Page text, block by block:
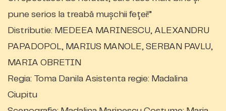
pune serios la treabă mușchii feței!”
Distributie: MEDEEA MARINESCU, ALEXANDRU
PAPADOPOL, MARIUS MANOLE, SERBAN PAVLU,
MARIA OBRETIN
Regia: Toma Danila Asistenta regie: Madalina
Ciupitu